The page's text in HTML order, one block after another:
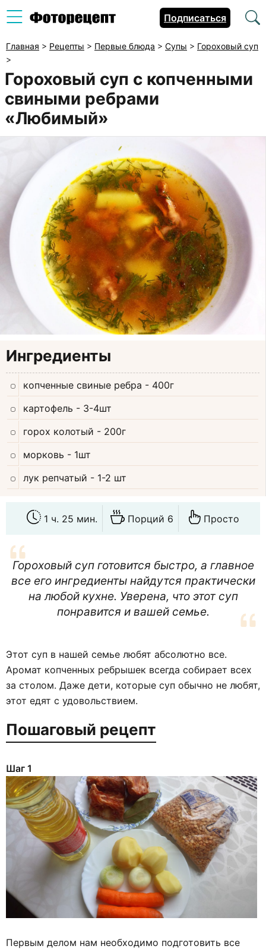
Подписаться
Главная > Рецепты > Первые блюда > Супы > Гороховый суп
>
Гороховый суп с копченными
свиными ребрами
«Любимый»
Ингредиенты
копченные свиные ребра - 400г
картофель - 3-4шт
горох колотый - 200г
морковь - 1шт
лук репчатый - 1-2 шт
1 ч. 25 мин. Порций 6 Просто
Гороховый суп готовится быстро, а главное
все его ингредиенты найдутся практически
на любой кухне. Уверена, что этот суп
понравится и вашей семье.
Этот суп в нашей семье любят абсолютно все.
Аромат копченных ребрышек всегда собирает всех
за столом. Даже дети, которые суп обычно не любят,
этот едят с удовольствием.
Пошаговый рецепт
Шаг 1
Первым делом нам необходимо подготовить все